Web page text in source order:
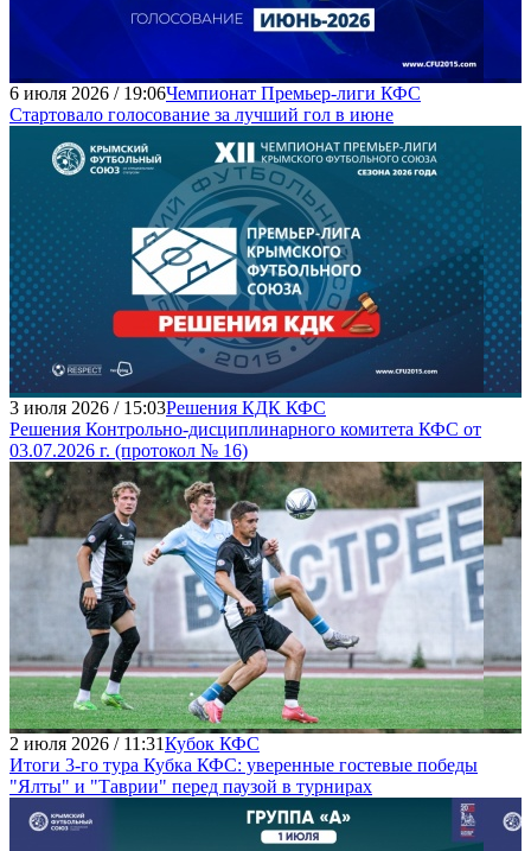
6 июля 2026 / 19:06Чемпионат Премьер-лиги КФС
Стартовало голосование за лучший гол в июне
3 июля 2026 / 15:03Решения КДК КФС
Решения Контрольно-дисциплинарного комитета КФС от
03.07.2026 г. (протокол № 16)
2 июля 2026 / 11:31Кубок КФС
Итоги 3-го тура Кубка КФС: уверенные гостевые победы
"Ялты" и "Таврии" перед паузой в турнирах